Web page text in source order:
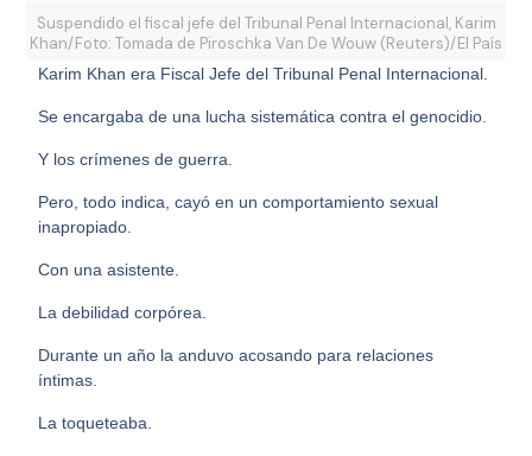
Suspendido el fiscal jefe del Tribunal Penal Internacional, Karim
Khan/Foto: Tomada de Piroschka Van De Wouw (Reuters)/El País
Karim Khan era Fiscal Jefe del Tribunal Penal Internacional.
Se encargaba de una lucha sistemática contra el genocidio.
Y los crímenes de guerra.
Pero, todo indica, cayó en un comportamiento sexual
inapropiado.
Con una asistente.
La debilidad corpórea.
Durante un año la anduvo acosando para relaciones
íntimas.
La toqueteaba.